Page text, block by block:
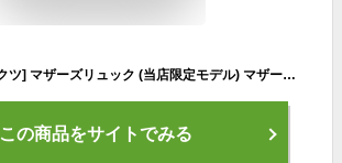
[アウトドアプロダクツ] マザーズリュック (当店限定モデル) マザーズバッグ リュック 軽量 700g 大容量 レディース キルティング 撥水 大容量 軽量 保育園 ベビーカー おしゃれ フロロ 大きめ (ブラック)
この商品をサイトでみる